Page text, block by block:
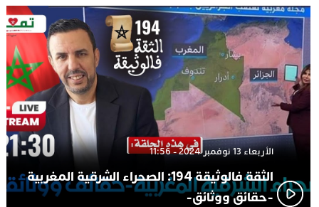
الأربعاء 13 نوفمبر 2024 - 11:56
الثقة فالوثيقة 194: الصحراء الشرقية المغربية
-حقائق ووثائق-